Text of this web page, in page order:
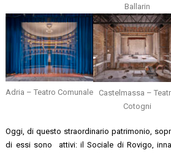
Ballarin
Adria – Teatro Comunale
Castelmassa –
Cotogni
Oggi, di questo straordinario patrimonio,
di essi sono attivi: il Sociale di Rovigo,